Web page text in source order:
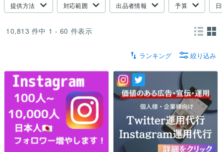
提供方法 対応範囲 出品者情報 予算
10,813 件中 1 - 60 件表示
ランキング 絞り込み